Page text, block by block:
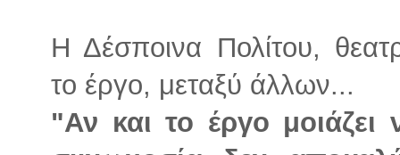
Η Δέσποινα Πολίτου,
το έργο, μεταξύ άλλων...
"Αν και το έργο μοιάζει